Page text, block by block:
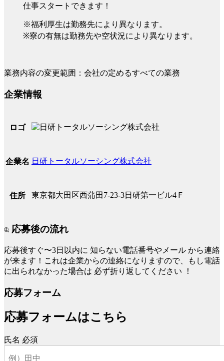
仕事スタートできます！
※福利厚生は勤務先により異なります。
※寮の有無は勤務先や空状況により異なります。
業務内容の変更範囲：会社の定めるすべての業務
企業情報
ロゴ
企業名 日研トータルソーシング株式会社
住所 東京都大田区西蒲田7-23-3日研第一ビル4Ｆ
応募後の流れ
応募後すぐ〜3日以内に 知らない電話番号やメール から連絡
が来ます！これは企業からの連絡になりますので、もし電話
に出られなかった場合は 必ず折り返してください ！
応募フォーム
応募フォームはこちら
氏名 必須